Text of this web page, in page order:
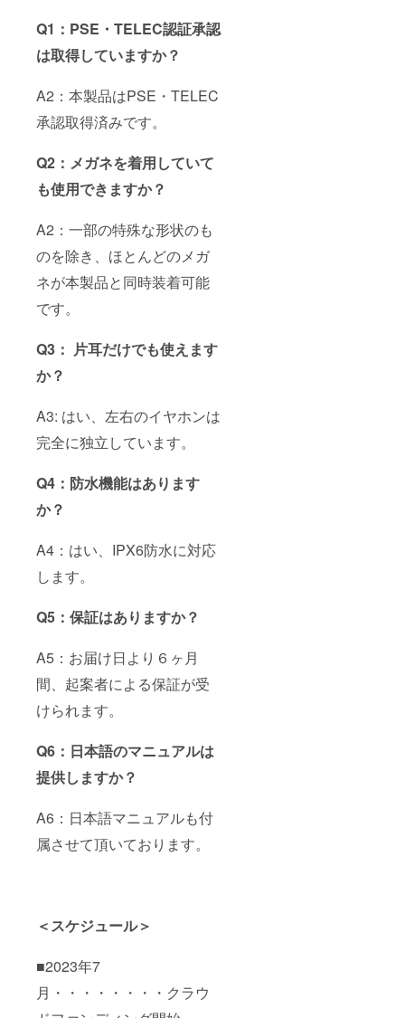
Q1：PSE・TELEC認証承認
は取得していますか？
A2：本製品はPSE・TELEC
承認取得済みです。
Q2：メガネを着用していて
も使用できますか？
A2：一部の特殊な形状のも
のを除き、ほとんどのメガ
ネが本製品と同時装着可能
です。
Q3： 片耳だけでも使えます
か？
A3: はい、左右のイヤホンは
完全に独立しています。
Q4：防水機能はあります
か？
A4：はい、IPX6防水に対応
します。
Q5：保証はありますか？
A5：お届け日より６ヶ月
間、起案者による保証が受
けられます。
Q6：日本語のマニュアルは
提供しますか？
A6：日本語マニュアルも付
属させて頂いております。
＜スケジュール＞
■2023年7
月・・・・・・・・クラウ